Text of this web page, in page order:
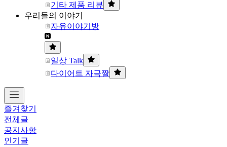
기타 제품 리뷰
우리들의 이야기
자유이야기방
일상 Talk
다이어트 자극짤
즐겨찾기
전체글
공지사항
인기글